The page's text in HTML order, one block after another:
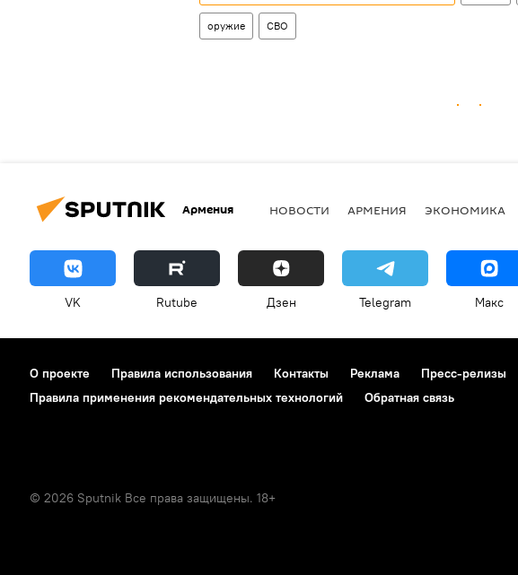
оружие СВО
Армения НОВОСТИ АРМЕНИЯ ЭКОНОМИКА
VK Rutube Дзен Telegram Макс
О проекте Правила использования Контакты Реклама Пресс-релизы
Правила применения рекомендательных технологий
Обратная связь
© 2026 Sputnik Все права защищены. 18+